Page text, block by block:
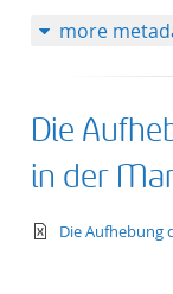
more
Die
in der
text/xml
Die Aufhebung